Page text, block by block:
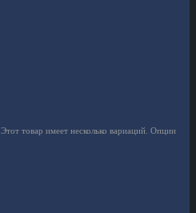
Этот товар имеет несколько вариаций. Опции